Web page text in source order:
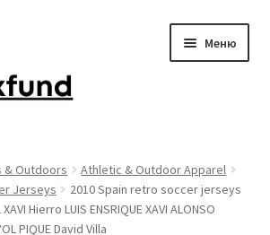
Меню
меню
& Outdoors
Athletic & Outdoor Apparel
Jerseys
2010 Spain retro soccer jerseys
Hierro LUIS ENSRIQUE XAVI ALONSO
PIQUE David Villa